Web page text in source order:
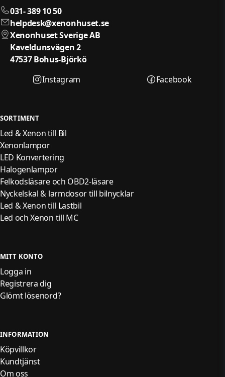
031- 389 10 50
helpdesk@xenonhuset.se
Xenonhuset Sverige AB
Kaveldunsvägen 2
47537 Bohus-Björkö
Instagram
Facebook
SORTIMENT
Led & Xenon till Bil
Xenonlampor
LED Konvertering
Halogenlampor
Felkodsläsare och OBD2-läsare
Nyckelskal & larmdosor till bilnycklar
Led & Xenon till Lastbil
Led och Xenon till MC
MITT KONTO
Logga in
Registrera dig
Glömt lösenord?
INFORMATION
Köpvillkor
Kundtjänst
Om oss